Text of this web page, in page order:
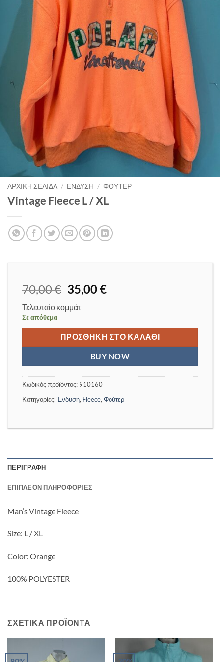
ΑΡΧΙΚΉ ΣΕΛΊΔΑ / ΈΝΔΥΣΗ / ΦΟΎΤΕΡ
Vintage Fleece L / XL
70,00€ Original
price
was:
70,00 €.
35,00€Η
είναι:
35,00 €.
Τελευταίο κομμάτι
Σε απόθεμα
ΠΡΟΣΘΉΚΗ ΣΤΟ ΚΑΛΆΘΙ
BUY NOW
Κωδικός προϊόντος: 910160
Κατηγορίες:Ένδυση, Fleece, Φούτερ
ΠΕΡΙΓΡΑΦΉ
ΕΠΙΠΛΈΟΝ ΠΛΗΡΟΦΟΡΊΕΣ
Man’s Vintage Fleece
Size: L / XL
Color: Orange
100% POLYESTER
ΣΧΕΤΙΚΆ ΠΡΟΪΌΝΤΑ